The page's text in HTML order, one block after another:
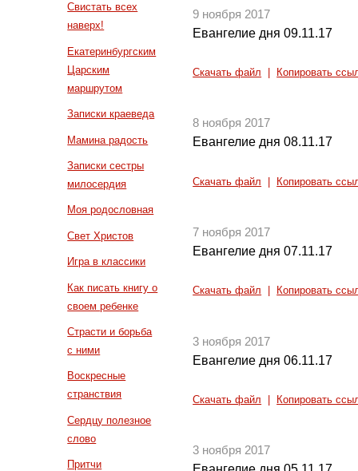
Свистать всех
наверх!
Екатеринбургским
Царским
маршрутом
Записки краеведа
Мамина радость
Записки сестры
милосердия
Моя родословная
Свет Христов
Игра в классики
Как писать книгу о
своем ребенке
Страсти и борьба
с ними
Воскресные
странствия
Сердцу полезное
слово
Притчи
9 ноября 2017
Евангелие дня 09.11.17
Скачать файл Копировать
8 ноября 2017
Евангелие дня 08.11.17
Скачать файл Копировать
7 ноября 2017
Евангелие дня 07.11.17
Скачать файл Копировать
3 ноября 2017
Евангелие дня 06.11.17
Скачать файл Копировать
3 ноября 2017